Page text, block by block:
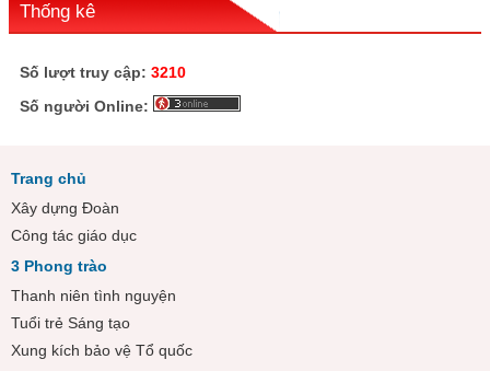
Thống kê
Số lượt truy cập: 3210
Số người Online:
Trang chủ
Xây dựng Đoàn
Công tác giáo dục
3 Phong trào
Thanh niên tình nguyện
Tuổi trẻ Sáng tạo
Xung kích bảo vệ Tổ quốc